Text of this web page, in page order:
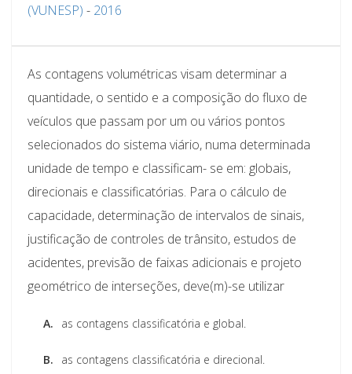
(VUNESP) - 2016
As contagens volumétricas visam determinar a
quantidade, o sentido e a composição do fluxo de
veículos que passam por um ou vários pontos
selecionados do sistema viário, numa determinada
unidade de tempo e classificam- se em: globais,
direcionais e classificatórias. Para o cálculo de
capacidade, determinação de intervalos de sinais,
justificação de controles de trânsito, estudos de
acidentes, previsão de faixas adicionais e projeto
geométrico de interseções, deve(m)-se utilizar
A. as contagens classificatória e global.
B. as contagens classificatória e direcional.